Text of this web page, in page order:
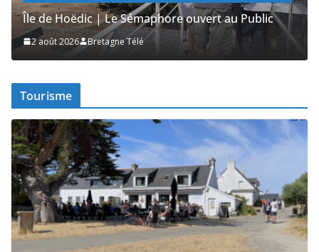
Île de Hoëdic | Sensations Fortes en Open Skiff
2 août 2026 Bretagne Télé
Tourisme